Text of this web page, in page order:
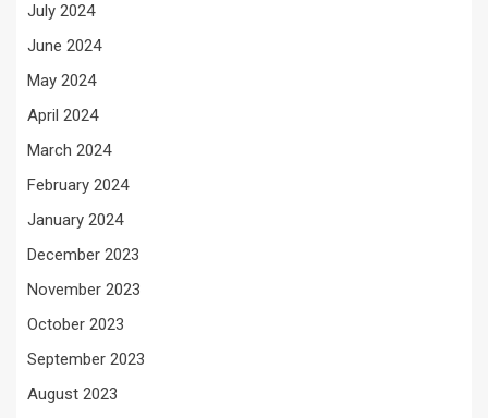
July 2024
June 2024
May 2024
April 2024
March 2024
February 2024
January 2024
December 2023
November 2023
October 2023
September 2023
August 2023